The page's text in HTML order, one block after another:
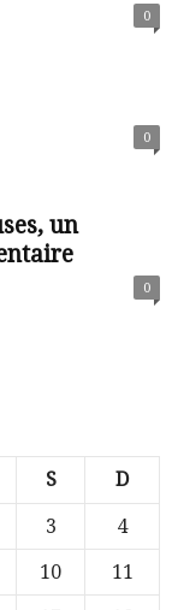
0
0
un
0
S D
3
4
10
11